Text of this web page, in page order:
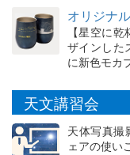
オリジナ
【星空に
ザインした
に新色モカ
天文講習会
天体写真撮
ェアの使い